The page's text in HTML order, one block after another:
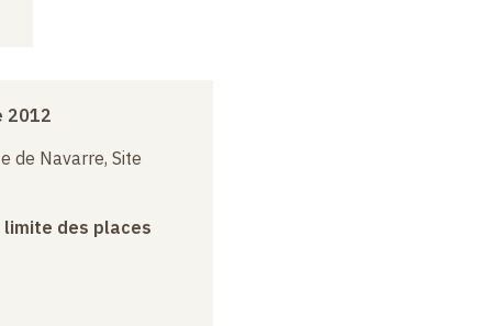
2012
de Navarre, Site
limite des places